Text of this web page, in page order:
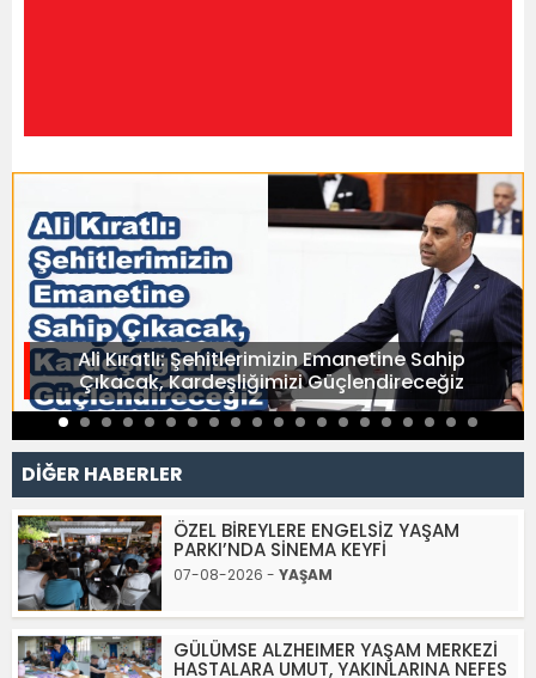
Ali Kıratlı: Şehitlerimizin Emanetine Sahip
Çıkacak, Kardeşliğimizi Güçlendireceğiz
DİĞER HABERLER
ÖZEL BİREYLERE ENGELSİZ YAŞAM
PARKI’NDA SİNEMA KEYFİ
07-08-2026 - YAŞAM
GÜLÜMSE ALZHEIMER YAŞAM MERKEZİ
HASTALARA UMUT, YAKINLARINA NEFES